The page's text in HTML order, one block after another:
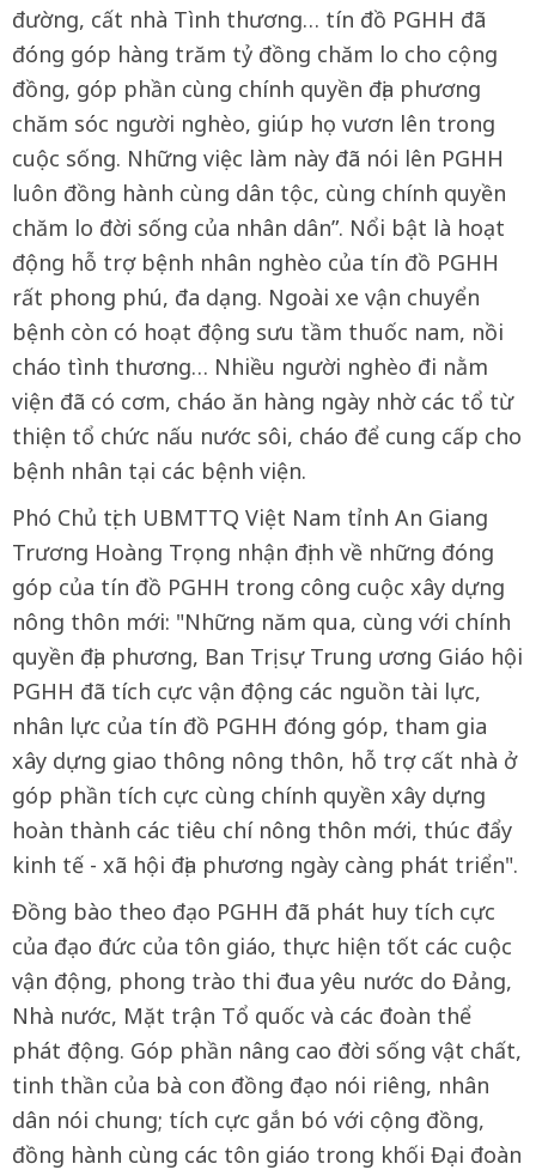
đường, cất nhà Tình thương… tín đồ PGHH đã
đóng góp hàng trăm tỷ đồng chăm lo cho cộng
đồng, góp phần cùng chính quyền địa phương
chăm sóc người nghèo, giúp họ vươn lên trong
cuộc sống. Những việc làm này đã nói lên PGHH
luôn đồng hành cùng dân tộc, cùng chính quyền
chăm lo đời sống của nhân dân”. Nổi bật là hoạt
động hỗ trợ bệnh nhân nghèo của tín đồ PGHH
rất phong phú, đa dạng. Ngoài xe vận chuyển
bệnh còn có hoạt động sưu tầm thuốc nam, nồi
cháo tình thương… Nhiều người nghèo đi nằm
viện đã có cơm, cháo ăn hàng ngày nhờ các tổ từ
thiện tổ chức nấu nước sôi, cháo để cung cấp cho
bệnh nhân tại các bệnh viện.
Phó Chủ tịch UBMTTQ Việt Nam tỉnh An Giang
Trương Hoàng Trọng nhận định về những đóng
góp của tín đồ PGHH trong công cuộc xây dựng
nông thôn mới: "Những năm qua, cùng với chính
quyền địa phương, Ban Trị sự Trung ương Giáo hội
PGHH đã tích cực vận động các nguồn tài lực,
nhân lực của tín đồ PGHH đóng góp, tham gia
xây dựng giao thông nông thôn, hỗ trợ cất nhà ở
góp phần tích cực cùng chính quyền xây dựng
hoàn thành các tiêu chí nông thôn mới, thúc đẩy
kinh tế - xã hội địa phương ngày càng phát triển".
Đồng bào theo đạo PGHH đã phát huy tích cực
của đạo đức của tôn giáo, thực hiện tốt các cuộc
vận động, phong trào thi đua yêu nước do Đảng,
Nhà nước, Mặt trận Tổ quốc và các đoàn thể
phát động. Góp phần nâng cao đời sống vật chất,
tinh thần của bà con đồng đạo nói riêng, nhân
dân nói chung; tích cực gắn bó với cộng đồng,
đồng hành cùng các tôn giáo trong khối Đại đoàn